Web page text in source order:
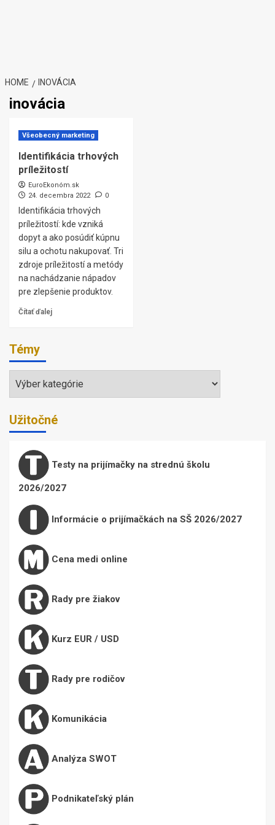
HOME INOVÁCIA
inovácia
Všeobecný marketing
Identifikácia trhových
príležitostí
EuroEkonóm.sk
24. decembra 2022
0
Identifikácia trhových
príležitostí: kde vzniká
dopyt a ako posúdiť kúpnu
silu a ochotu nakupovať. Tri
zdroje príležitostí a metódy
na nachádzanie nápadov
pre zlepšenie produktov.
Čítať ďalej
Témy
Témy
Užitočné
Testy na prijímačky na strednú školu
2026/2027
Informácie o prijímačkách na SŠ 2026/2027
Cena medi online
Rady pre žiakov
Kurz EUR / USD
Rady pre rodičov
Komunikácia
Analýza SWOT
Podnikateľský plán